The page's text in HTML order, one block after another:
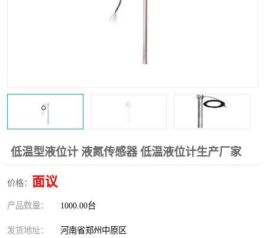
低温型液位计 液氮传感器 低温液位计生产厂家
价格： 面议
产品数量： 1000.00台
发货地址： 河南省郑州中原区
锅炉水位计
流量仪表 加油站液位仪